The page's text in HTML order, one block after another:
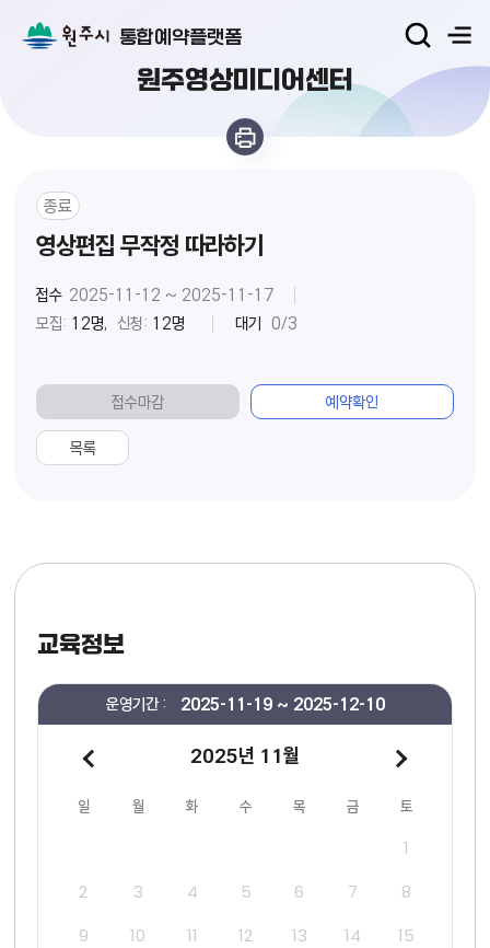
통합예약플랫폼
원주영상미디어센터
종료
영상편집 무작정 따라하기
접수 2025-11-12 ~ 2025-11-17
모집: 12명, 신청: 12명 대기 0/3
접수마감 예약확인
목록
교육정보
운영기간 : 2025-11-19 ~ 2025-12-10
2025년 11월
일 월 화 수 목 금 토
1
2
3 4 5 6 7
8
9
10 11 12 13 14
15